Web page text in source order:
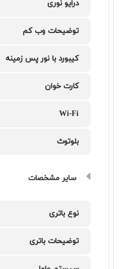
درایو نوری
توضیحات وب کم
کیبورد با نور پس زمینه
کارت خوان
Wi-Fi
بلوتوث
سایر مشخصات
نوع باتری
توضیحات باتری